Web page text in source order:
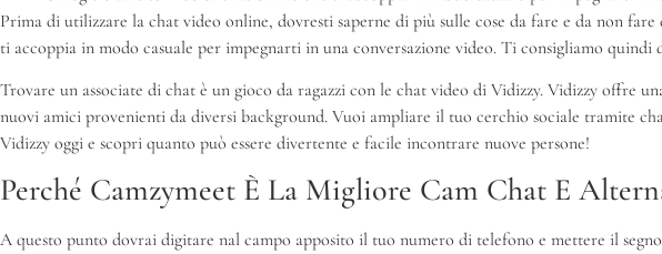
Prima di utilizzare la chat video online, dovresti saperne di più sulle cose da fare e da non
ti accoppia in modo casuale per impegnarti in una conversazione video. Ti consigliamo
Trovare un associate di chat è un gioco da ragazzi con le chat video di Vidizzy. Vidizzy offre
nuovi amici provenienti da diversi background. Vuoi ampliare il tuo cerchio sociale tramite
Vidizzy oggi e scopri quanto può essere divertente e facile incontrare nuove persone!
Perché Camzymeet È La Migliore Cam Chat E
A questo punto dovrai digitare nal campo apposito il tuo numero di telefono e mettere il